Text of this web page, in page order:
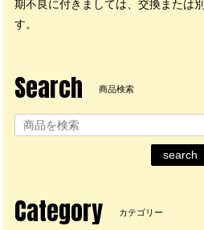
期不良に付きましては、交換または
す。
Search 商品検索
search
Category カテゴリー